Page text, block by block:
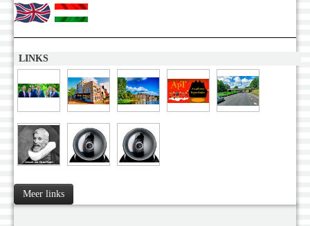
LINKS
Meer links